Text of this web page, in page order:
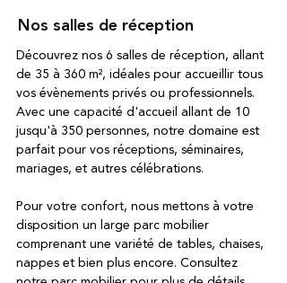
Nos salles de réception
Découvrez nos 6 salles de réception, allant
de 35 à 360 m², idéales pour accueillir tous
vos évènements privés ou professionnels.
Avec une capacité d'accueil allant de 10
jusqu'à 350 personnes, notre domaine est
parfait pour vos réceptions, séminaires,
mariages, et autres célébrations.
Pour votre confort, nous mettons à votre
disposition un large parc mobilier
comprenant une variété de tables, chaises,
nappes et bien plus encore. Consultez